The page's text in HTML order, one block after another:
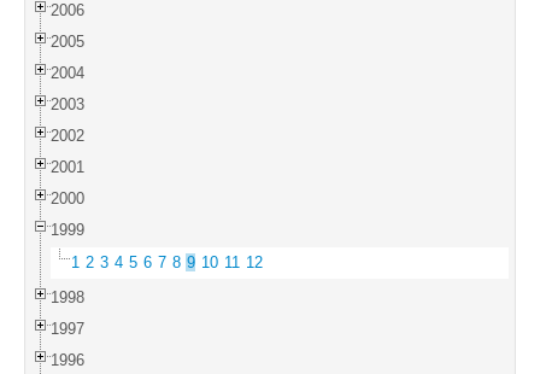
2006
2005
2004
2003
2002
2001
2000
1999
1 2 3 4 5 6 7 8 9 10 11 12
1998
1997
1996